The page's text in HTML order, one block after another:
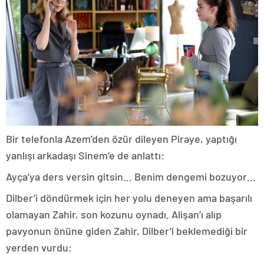
Bir telefonla Azem’den özür dileyen Piraye, yaptığı
yanlışı arkadaşı Sinem’e de anlattı:
Ayça’ya ders versin gitsin… Benim dengemi bozuyor…
Dilber’i döndürmek için her yolu deneyen ama başarılı
olamayan Zahir, son kozunu oynadı. Alişan’ı alıp
pavyonun önüne giden Zahir, Dilber’i beklemediği bir
yerden vurdu: